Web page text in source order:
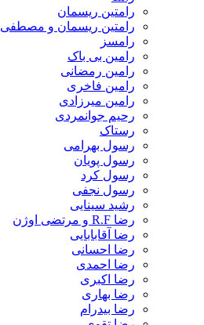
رامتین ریسمان
رامتین ریسمان و مصطفی باقری
رامسز
رامین بی باک
رامین رمضانی
رامین فاخری
رامین میرزادی
رحیم جوانمردی
رستاک
رسول بهرامی
رسول پویان
رسول کرد
رسول نجفی
رشید سینایی
رضا R.F و مرتضی اوژن
رضا آقابابایی
رضا احسانی
رضا احمدی
رضا اکبری
رضا بهاری
رضا بیدرام